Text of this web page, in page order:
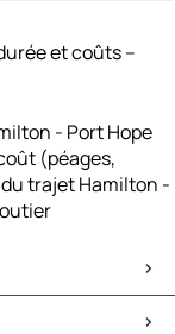
et coûts –
- Port Hope
(péages,
trajet Hamilton -